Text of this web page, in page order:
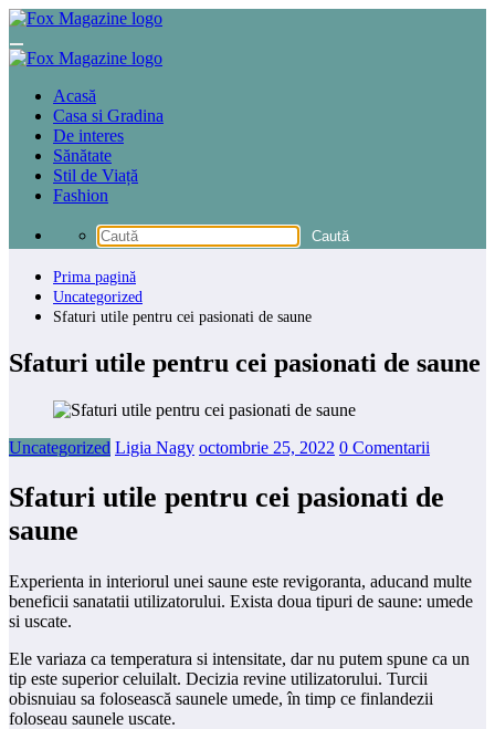
Sari
conținut
Acasă
Casa si Gradina
De interes
Sănătate
Stil de Viață
Fashion
Prima pagină
Uncategorized
Sfaturi utile pentru cei pasionati de saune
Sfaturi utile pentru cei pasionati de saune
Uncategorized Ligia Nagy octombrie 25, 2022 0 Comentarii
Sfaturi utile pentru cei pasionati de
saune
Experienta in interiorul unei saune este revigoranta, aducand multe
beneficii sanatatii utilizatorului. Exista doua tipuri de saune: umede
si uscate.
Ele variaza ca temperatura si intensitate, dar nu putem spune ca un
tip este superior celuilalt. Decizia revine utilizatorului. Turcii
obisnuiau sa folosească saunele umede, în timp ce finlandezii
foloseau saunele uscate.